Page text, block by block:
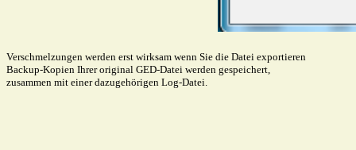
Verschmelzungen werden erst wirksam wenn Sie die Datei exportieren
Backup-Kopien Ihrer original GED-Datei werden gespeichert,
zusammen mit einer dazugehörigen Log-Datei.